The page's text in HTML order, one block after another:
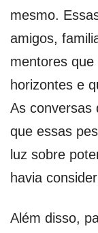
mesmo.
amigos,
mentores
horizontes e
As conversas
que essas
luz sobre
havia
Além disso,